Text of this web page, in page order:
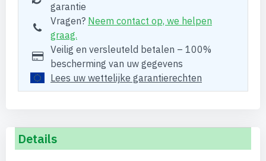
garantie
Vragen? Neem contact op, we helpen
graag.
Veilig en versleuteld betalen – 100%
bescherming van uw gegevens
Lees uw wettelijke garantierechten
Details